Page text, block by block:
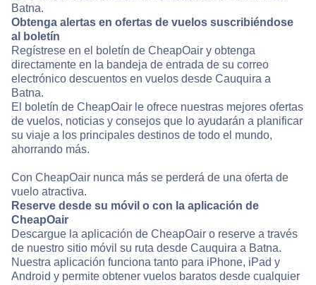
Batna.
Obtenga alertas en ofertas de vuelos suscribiéndose
al boletín
Regístrese en el boletín de CheapOair y obtenga
directamente en la bandeja de entrada de su correo
electrónico descuentos en vuelos desde Cauquira a
Batna.
El boletín de CheapOair le ofrece nuestras mejores ofertas
de vuelos, noticias y consejos que lo ayudarán a planificar
su viaje a los principales destinos de todo el mundo,
ahorrando más.
Con CheapOair nunca más se perderá de una oferta de
vuelo atractiva.
Reserve desde su móvil o con la aplicación de
CheapOair
Descargue la aplicación de CheapOair o reserve a través
de nuestro sitio móvil su ruta desde Cauquira a Batna.
Nuestra aplicación funciona tanto para iPhone, iPad y
Android y permite obtener vuelos baratos desde cualquier